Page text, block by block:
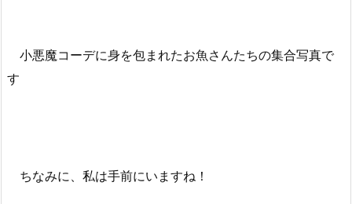
小悪魔コーデに身を包まれたお魚さんたちの集合写真で
す
ちなみに、私は手前にいますね！